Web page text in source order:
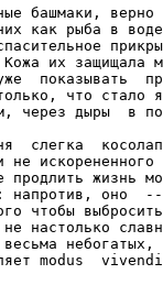
башмаки, верно
как рыба в
их защищала
показывать
что стало
через дыры  в
слегка
не
продлить жизнь
напротив, оно
чтобы
настолько
небогатых,
modus